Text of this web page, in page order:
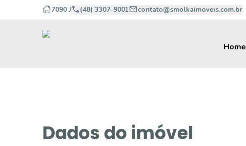
7090 J (48) 3307-9001 contato@smolkaimoveis.com.br
Home
Dados do imóvel